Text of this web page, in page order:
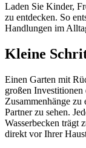
Laden Sie Kinder,
zu entdecken. So
Handlungen im
Kleine
Einen Garten mit
großen Investitionen
Zusammenhänge
Partner zu sehen.
Wasserbecken trägt
direkt vor Ihrer